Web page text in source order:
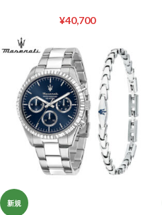
¥40,700
新規